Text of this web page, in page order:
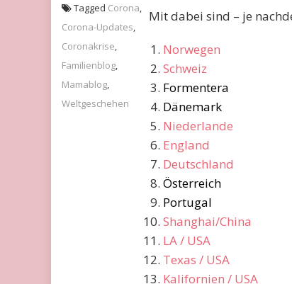
Mit dabei sind – je
Norwegen
Schweiz
Formentera
Dänemark
Niederlande
England
Deutschland
Österreich
Portugal
Shanghai/China
LA / USA
Texas / USA
Kalifornien / USA
Tagged Corona
Corona-Updates
Coronakrise
Familienblog
Mamablog
Weltgeschehen